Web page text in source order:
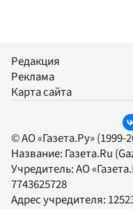
Редакция
Реклама
Карта сайта
© АО «Газета.Ру» (1999-
Название: Газета.Ru
Учредитель:АО
7743625728
Адрес учредителя: